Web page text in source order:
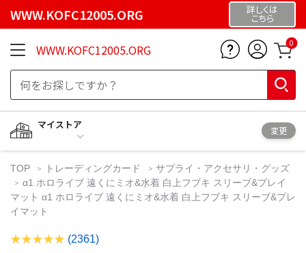
WWW.KOFC12005.ORG 詳しくは
こちら
WWW.KOFC12005.ORG 0
マイストア
変更
TOP トレーディングカード
サプライ・アクセサリ・グッズ
α1 ホロライブ 遠くにミオ&水着 白上フブキ スリーブ&プレイ
マット α1 ホロライブ 遠くにミオ&水着 白上フブキ スリーブ&プレ
イマット
(2361)